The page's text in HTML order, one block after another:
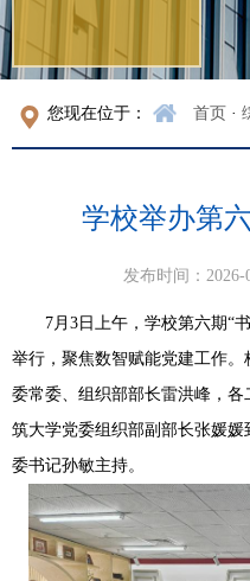
您现在位于： 首页 ·
学校举办第
发布时间：2026-
7月3日上午，学校第六期“
举行，聚焦数智赋能党建工作
委常委、组织部部长雷洪峰，
筑大学党委组织部副部长张媛
委书记孙敏主持。